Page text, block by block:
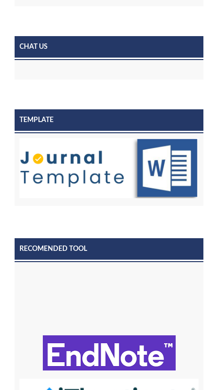
CHAT US
TEMPLATE
RECOMENDED TOOL